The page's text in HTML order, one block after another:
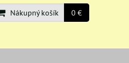
Nákupný košík 0 €